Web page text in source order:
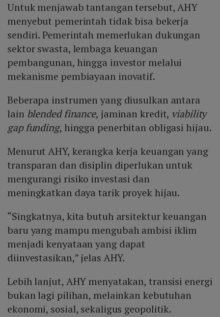
Untuk menjawab tantangan tersebut, AHY
menyebut pemerintah tidak bisa bekerja
sendiri. Pemerintah memerlukan dukungan
sektor swasta, lembaga keuangan
pembangunan, hingga investor melalui
mekanisme pembiayaan inovatif.
Beberapa instrumen yang diusulkan antara
lain blended finance, jaminan kredit, viability
gap funding, hingga penerbitan obligasi hijau.
Menurut AHY, kerangka kerja keuangan yang
transparan dan disiplin diperlukan untuk
mengurangi risiko investasi dan
meningkatkan daya tarik proyek hijau.
“Singkatnya, kita butuh arsitektur keuangan
baru yang mampu mengubah ambisi iklim
menjadi kenyataan yang dapat
diinvestasikan,” jelas AHY.
Lebih lanjut, AHY menyatakan, transisi energi
bukan lagi pilihan, melainkan kebutuhan
ekonomi, sosial, sekaligus geopolitik.